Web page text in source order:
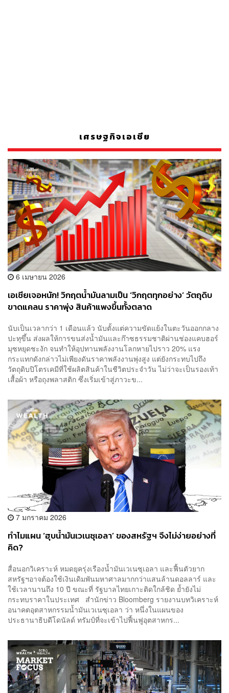
เศรษฐกิจเอเชีย
6 เมษายน 2026
เอเชียเจอหนัก! วิกฤตน้ำมันลามเป็น ‘วิกฤตทุกอย่าง’ วัตถุดิบ
ขาดแคลน ราคาพุ่ง สินค้าแพงขึ้นทั้งตลาด
นับเป็นเวลากว่า 1 เดือนแล้ว นับตั้งแต่ความขัดแย้งในตะวันออกกลาง
ปะทุขึ้น ส่งผลให้การขนส่งน้ำมันและก๊าซธรรมชาติผ่านช่องแคบฮอร์
มุซหยุดชะงัก จนทำให้อุปทานพลังงานโลกหายไปราว 20% แรง
กระแทกดังกล่าวไม่เพียงดันราคาพลังงานพุ่งสูง แต่ยังกระทบไปถึง
วัตถุดิบปิโตรเคมีที่ใช้ผลิตสินค้าในชีวิตประจำวัน ไม่ว่าจะเป็นรองเท้า
เสื้อผ้า หรือถุงพลาสติก ซึ่งเริ่มเข้าสู่ภาวะข...
7 มกราคม 2026
ทำไมแผน ‘ฮุบน้ำมันเวเนซุเอลา’ ของสหรัฐฯ จึงไม่ง่ายอย่างที่
คิด?
สื่อนอกวิเคราะห์ หมดยุครุ่งเรืองน้ำมันเวเนซุเอลา และฟื้นตัวยาก
สหรัฐฯอาจต้องใช้เงินเดิมพันมหาศาลมากกว่าแสนล้านดอลลาร์ และ
ใช้เวลานานถึง 10 ปี ขณะที่ รัฐบาลไทยเกาะติดใกล้ชิด ย้ำยังไม่
กระทบราคาในประเทศ สำนักข่าว Bloomberg รายงานบทวิเคราะห์
อนาคตอุตสาหกรรมน้ำมันเวเนซุเอลา ว่า หนึ่งในแผนของ
ประธานาธิบดีโดนัลด์ ทรัมป์ที่จะเข้าไปฟื้นฟูอุตสาหกร...